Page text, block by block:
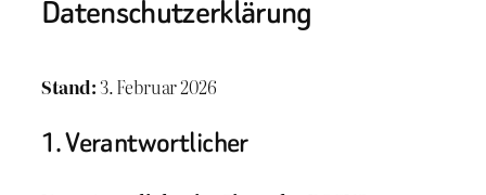
Datenschutzerklärung
Stand:3. Februar 2026
1. Verantwortlicher